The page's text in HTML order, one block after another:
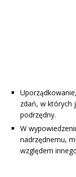
zdań, w których
podrzędny.
W
nadrzędnemu,
względem